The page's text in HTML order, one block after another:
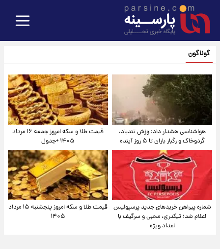
گوناگون
هواشناسی هشدار داد: وزش تندباد،
گردوخاک و رگبار باران تا ۵ روز آینده
قیمت طلا و سکه امروز جمعه ۱۶ مرداد
۱۴۰۵ +جدول
شماره پیراهن خریدهای جدید پرسپولیس
اعلام شد؛ تیکدری، محبی و سرگیف با
اعداد ویژه
قیمت طلا و سکه امروز پنجشنبه ۱۵ مرداد
۱۴۰۵